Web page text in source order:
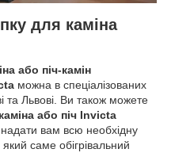
для каміна
або піч-камін
можна в спеціалізованих
та Львові. Ви також можете
або піч Invicta
вам всю необхідну
саме обігрівальний